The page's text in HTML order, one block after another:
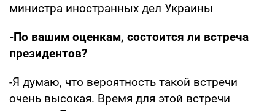
министра иностранных дел Украины
-По вашим оценкам, состоится ли встреча
президентов?
-Я думаю, что вероятность такой встречи
очень высокая. Время для этой встречи